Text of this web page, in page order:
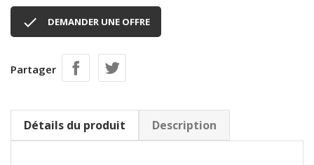
 DEMANDER UNE OFFRE
Partager
Détails du produit Description